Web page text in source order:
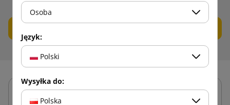
Osoba
Język:
Polski
Wysyłka do:
Polska